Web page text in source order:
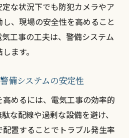
な状況下でも防犯カメラやア
、現場の安全性を高めること
工事の工夫は、警備システム
ます。
備システムの安定性
めるには、電気工事の効率的
な配線や過剰な設備を避け、
置することでトラブル発生率